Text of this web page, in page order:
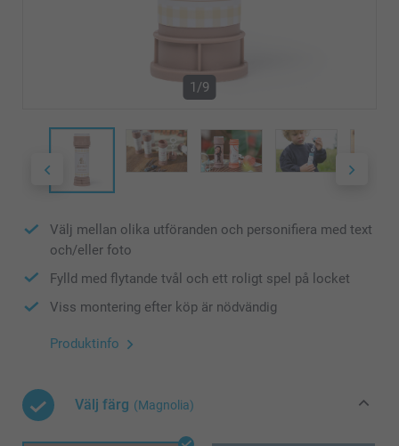
1/9
Välj mellan olika utföranden och personifiera med text
och/eller foto
Fylld med flytande tvål och ett roligt spel på locket
Viss montering efter köp är nödvändig
Produktinfo
Välj färg (Magnolia)